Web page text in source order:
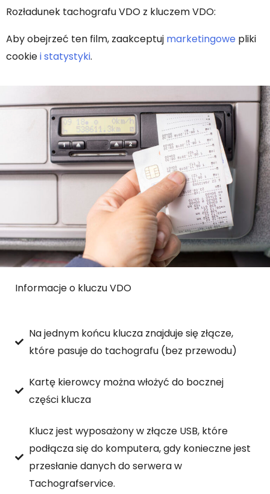
Rozładunek tachografu VDO z kluczem VDO:
Aby obejrzeć ten film, zaakceptuj marketingowe pliki
cookiei statystyki.
Informacje o kluczu VDO
Na jednym końcu klucza znajduje się złącze,
które pasuje do tachografu (bez przewodu)
Kartę kierowcy można włożyć do bocznej
części klucza
Klucz jest wyposażony w złącze USB, które
podłącza się do komputera, gdy konieczne jest
przesłanie danych do serwera w
Tachografservice.